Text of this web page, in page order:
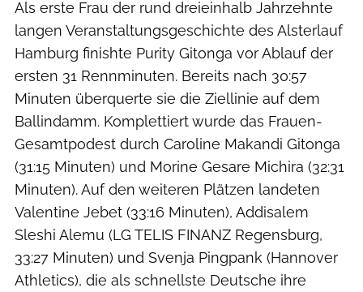
Als erste Frau der rund dreieinhalb Jahrzehnte
langen Veranstaltungsgeschichte des Alsterlauf
Hamburg finishte Purity Gitonga vor Ablauf der
ersten 31 Rennminuten. Bereits nach 30:57
Minuten überquerte sie die Ziellinie auf dem
Ballindamm. Komplettiert wurde das Frauen-
Gesamtpodest durch Caroline Makandi Gitonga
(31:15 Minuten) und Morine Gesare Michira (32:31
Minuten). Auf den weiteren Plätzen landeten
Valentine Jebet (33:16 Minuten), Addisalem
Sleshi Alemu (LG TELIS FINANZ Regensburg,
33:27 Minuten) und Svenja Pingpank (Hannover
Athletics), die als schnellste Deutsche ihre